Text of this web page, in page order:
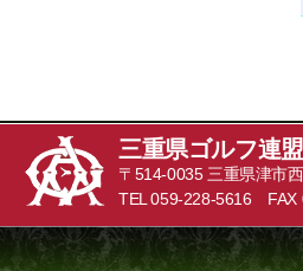
三重県ゴルフ連盟
〒514-0035 三重県津市
TEL 059-228-5616